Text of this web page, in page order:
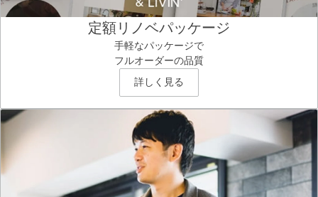
定額リノベパッケージ
手軽なパッケージで
フルオーダーの品質
詳しく見る